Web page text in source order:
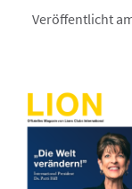
Veröffentlicht